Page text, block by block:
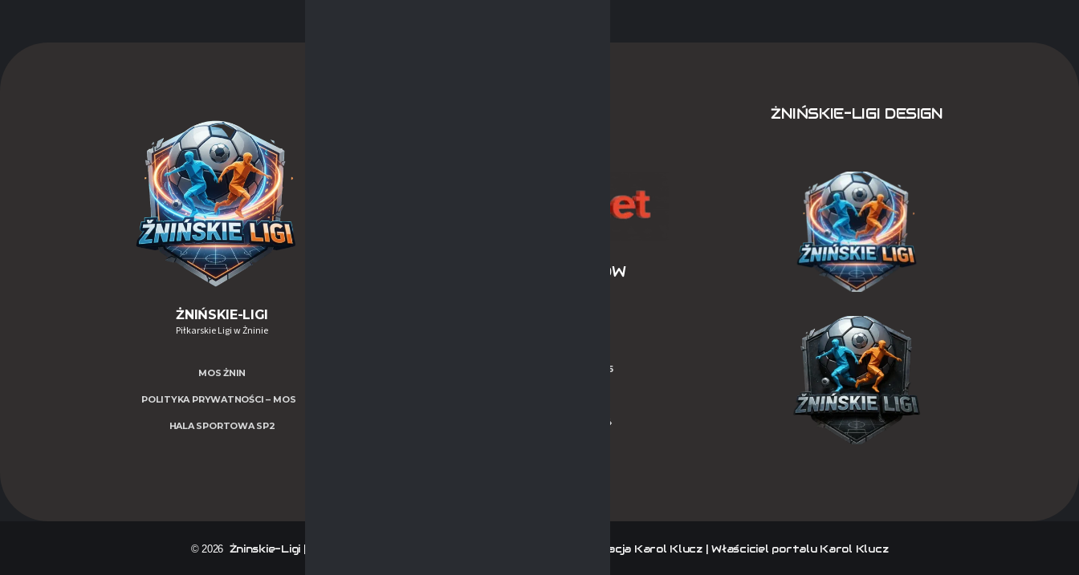
ŻNIŃSKIE-LIGI
Piłkarskie Ligi w Żninie
MOS ŻNIN
POLITYKA PRYWATNOŚCI – MOS
HALA SPORTOWA SP2
ARCHIWUM SEZONÓW
LPH MOS OLDBOYS 2024/2025
PL MOS ORLIK OLDBOYS 2024
ŻNIŃSKIE-LIGI DESIGN
© 2026 Żninskie-Ligi | Zasilane przez KluczSport System | Projekt i realizacja Karol Klucz | Właściciel portalu Karol Klucz